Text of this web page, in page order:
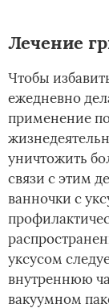
Лечение
Чтобы
ежедневно
применение
уничтожить
связи с этим
ванночки с
уксусом
внутреннюю
вакуумном